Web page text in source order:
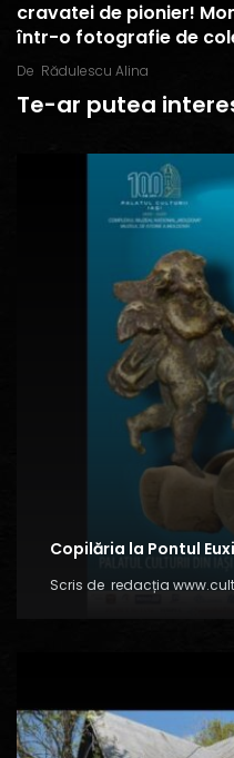
cravatei de pionier!
într-o fotografie de
De Rădulescu Alina
Te-ar putea
Copilăria la Pontul
Scris de redacția